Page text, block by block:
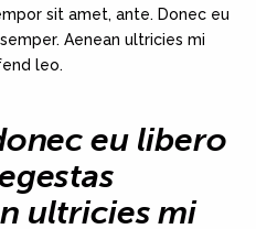
sit amet, ante. Donec eu
Aenean ultricies mi
leo.
eu libero
ultricies mi